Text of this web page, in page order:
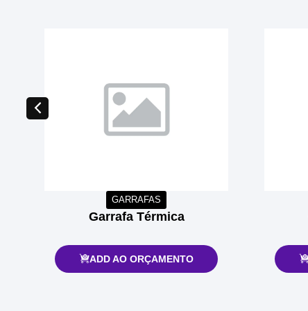
GARRAFAS
Garrafa Térmica
ADD AO ORÇAMENTO